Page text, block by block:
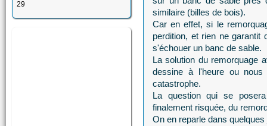
29
similaire (billes de bois).
Car en effet, si le
perdition, et rien ne
s'échouer un banc de sable.
La solution du remorquage
dessine à l'heure ou
catastrophe.
La question qui se
finalement risquée, du
On en reparle dans quelques